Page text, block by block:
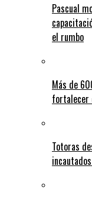
Pascual
el rumbo
Más de
fortalecer
Totoras